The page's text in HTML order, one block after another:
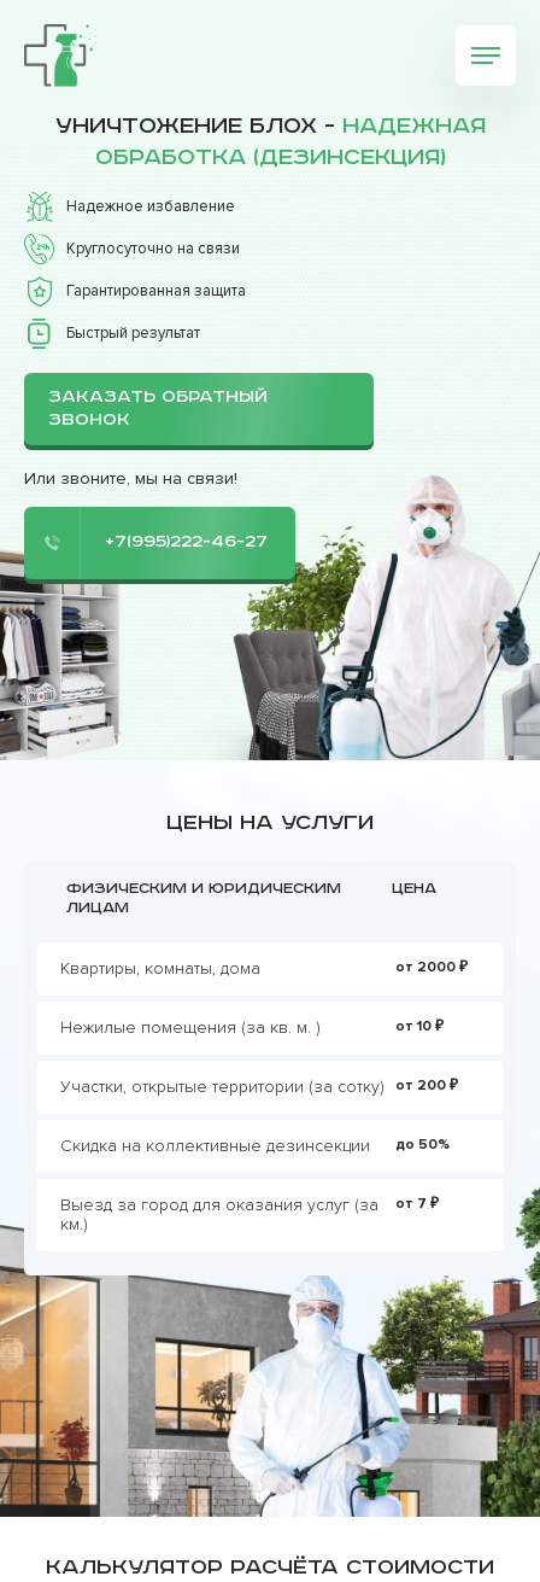
Уничтожение блох - надежная
обработка (дезинсекция)
Надежное избавление
Круглосуточно на связи
Гарантированная защита
Быстрый результат
ЗАКАЗАТЬ ОБРАТНЫЙ
ЗВОНОК
Или звоните, мы на связи!
+7(995)222-46-27
Цены на услуги
Физическим и юридическим
лицам
Цена
Квартиры, комнаты, дома от 2000 ₽
Нежилые помещения (за кв. м. ) от 10 ₽
Участки, открытые территории (за сотку) от 200 ₽
Скидка на коллективные дезинсекции до 50%
Выезд за город для оказания услуг (за
км.)
от 7 ₽
Калькулятор расчёта стоимости